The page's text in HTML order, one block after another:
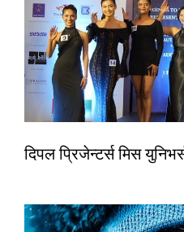
दिपल प्रिजेन्टर्स मिस